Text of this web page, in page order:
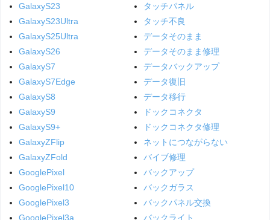
GalaxyS23
GalaxyS23Ultra
GalaxyS25Ultra
GalaxyS26
GalaxyS7
GalaxyS7Edge
GalaxyS8
GalaxyS9
GalaxyS9+
GalaxyZFlip
GalaxyZFold
GooglePixel
GooglePixel10
GooglePixel3
GooglePixel3a
タッチパネル
タッチ不良
データそのまま
データそのまま修理
データバックアップ
データ復旧
データ移行
ドックコネクタ
ドックコネクタ修理
ネットにつながらない
バイブ修理
バックアップ
バックガラス
バックパネル交換
バックライト